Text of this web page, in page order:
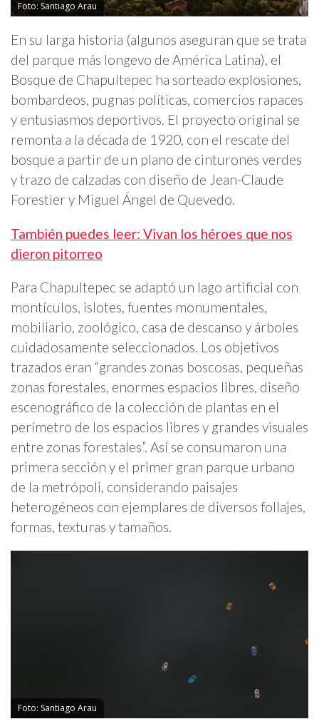
Foto: Santiago Arau
En su larga historia (algunos aseguran que se trata
del parque más longevo de América Latina), el
Bosque de Chapultepec ha sorteado explosiones,
bombardeos, pugnas políticas, comercios rapaces
y entusiasmos deportivos. El proyecto original se
remonta a la década de 1920, con el rescate del
bosque a partir de un plano de cinturones verdes
y trazo de calzadas con diseño de Jean-Claude
Forestier y Miguel Ángel de Quevedo.
También puedes leer: Vivan los héroes que nos
dieron pitorreo
Para Chapultepec se adaptó un lago artificial con
montículos, islotes, fuentes monumentales,
mobiliario, zoológico, casa de descanso y árboles
cuidadosamente seleccionados. Los objetivos
trazados eran “grandes zonas boscosas, pequeñas
zonas forestales, enormes espacios libres, diseño
escenográfico de la colección de plantas en el
perímetro de los espacios libres y grandes visuales
entre zonas forestales”. Así se consumaron una
primera sección y el primer gran parque urbano
de la metrópoli, considerando paisajes
heterogéneos con ejemplares de diversos follajes,
formas, texturas y tamaños.
Foto: Santiago Arau